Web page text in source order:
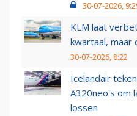
30-07-2026,
KLM laat
kwartaal, maar
30-07-2026, 8:22
Icelandair
A320neo's om
lossen